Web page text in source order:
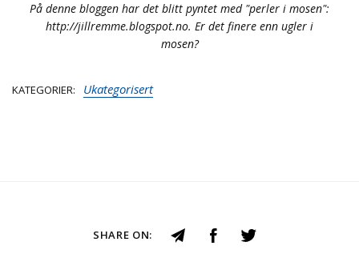
På denne bloggen har det blitt pyntet med "perler i mosen":
http://jillremme.blogspot.no. Er det finere enn ugler i
mosen?
KATEGORIER Ukategorisert
SHARE ON: